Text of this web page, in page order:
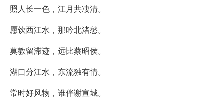
照人长一色，江月共凄清。
愿饮西江水，那吟北渚愁。
莫教留滞迹，远比蔡昭侯。
湖口分江水，东流独有情。
常时好风物，谁伴谢宣城。